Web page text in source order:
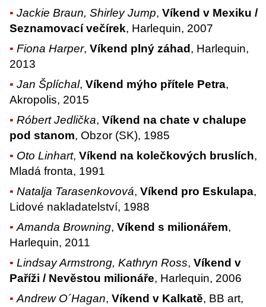
Jackie Braun, Shirley Jump,Víkend v Mexiku /
Seznamovací večírek, Harlequin, 2007
Fiona Harper,Víkend plný záhad , Harlequin,
2013
Jan Šplíchal,Víkend mýho přítele Petra,
Akropolis, 2015
Róbert Jedlička,Víkend na chate v chalupe
pod stanom, Obzor (SK), 1985
Oto Linhart,Víkend na kolečkových bruslích,
Mladá fronta, 1991
Natalja Tarasenkovová,Víkend pro Eskulapa,
Lidové nakladatelství, 1988
Amanda Browning,Víkend s milionářem,
Harlequin, 2011
Lindsay Armstrong, Kathryn Ross,Víkend v
Paříži / Nevěstou milionáře, Harlequin, 2006
Andrew O´Hagan,Víkend v Kalkatě, BB art,